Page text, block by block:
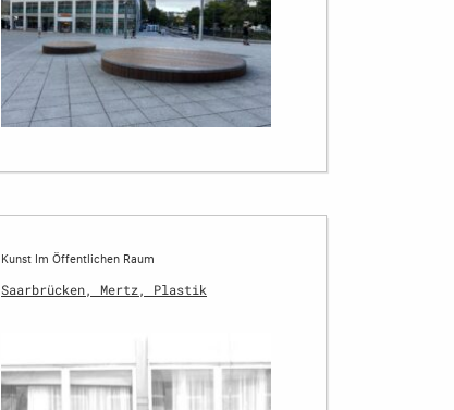
Kunst Im Öffentlichen Raum
Saarbrücken, Mertz, Plastik